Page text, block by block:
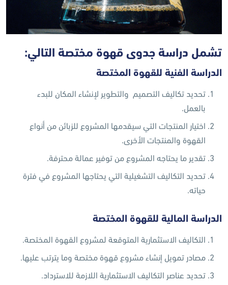
تشمل دراسة جدوى قهوة مختصة التالي:
الدراسة الفنية للقهوة المختصة
تحديد تكاليف التصميم والتطوير لإنشاء المكان للبدء
بالعمل.
اختيار المنتجات التي سيقدمها المشروع للزبائن من أنواع
القهوة والمنتجات الأخرى.
تقدير ما يحتاجه المشروع من توفير عمالة محترفة.
تحديد التكاليف التشغيلية التي يحتاجها المشروع في فترة
حياته.
الدراسة المالية للقهوة المختصة
التكاليف الاستثمارية المتوقعة لمشروع القهوة المختصة.
مصادر تمويل إنشاء مشروع قهوة مختصة وما يترتب عليها.
تحديد عناصر التكاليف الاستثمارية اللازمة للاسترداد.